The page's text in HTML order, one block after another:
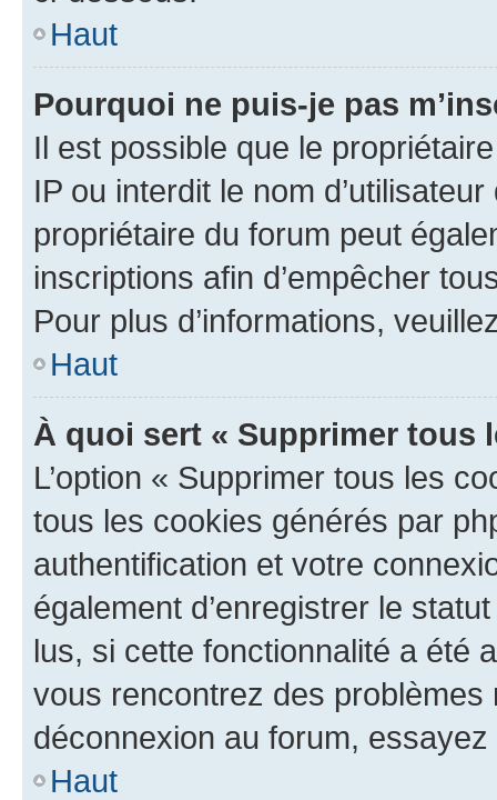
Haut
Pourquoi ne puis-je pas
Il est possible que le
IP ou interdit le nom
propriétaire du forum peut
inscriptions afin d’empêcher
Pour plus d’informations,
Haut
À quoi sert « Supprimer tous
L’option « Supprimer tous les
tous les cookies générés par
authentification et votre
également d’enregistrer le
lus, si cette fonctionnalité a été
vous rencontrez des
déconnexion au forum,
Haut